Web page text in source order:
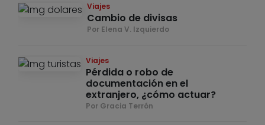
Viajes
Cambio de divisas
Por Elena V. Izquierdo
Viajes
Pérdida o robo de
documentación en el
extranjero, ¿cómo actuar?
Por Gracia Terrón